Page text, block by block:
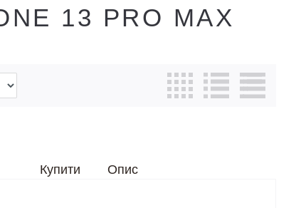
13 PRO MAX
Купити Опис